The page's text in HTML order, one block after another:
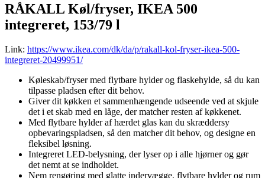
RÅKALL Køl/fryser, IKEA 500
integreret, 153/79 l
Link: https://www.ikea.com/dk/da/p/rakall-kol-fryser-ikea-500-
integreret-20499951/
Køleskab/fryser med flytbare hylder og flaskehylde, så du kan
tilpasse pladsen efter dit behov.
Giver dit køkken et sammenhængende udseende ved at skjule
det i et skab med en låge, der matcher resten af køkkenet.
Med flytbare hylder af hærdet glas kan du skræddersy
opbevaringspladsen, så den matcher dit behov, og designe en
fleksibel løsning.
Integreret LED-belysning, der lyser op i alle hjørner og gør
det nemt at se indholdet.
Nem rengøring med glatte indervægge, flytbare hylder og rum